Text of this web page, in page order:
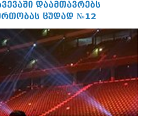
დაამთავრებს
ცუდად №12